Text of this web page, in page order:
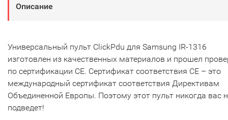
Описание
Универсальный пульт ClickPdu для Samsung IR-1316
изготовлен из качественных материалов и прошел
по сертификации CE. Сертификат соответствия СЕ – это
международный сертификат соответствия Директивам
Объединенной Европы. Поэтому этот пульт никогда вас
подведет!